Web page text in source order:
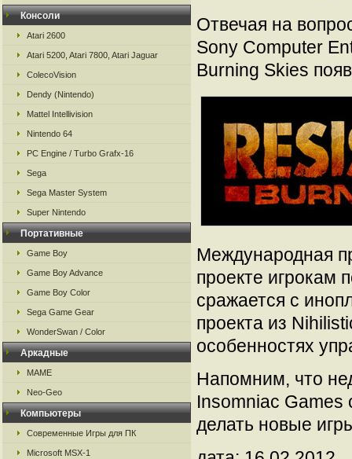
Консоли
Atari 2600
Atari 5200, Atari 7800, Atari Jaguar
ColecoVision
Dendy (Nintendo)
Mattel Intellivision
Nintendo 64
PC Engine / Turbo Grafx-16
Sega
Sega Master System
Super Nintendo
Портативные
Game Boy
Game Boy Advance
Game Boy Color
Sega Game Gear
WonderSwan / Color
Аркадные
MAME
Neo-Geo
Компьютеры
Современные Игры для ПК
Microsoft MSX-1
Отвечая на
Sony Computer
Burning Skies
Международная
проекте игрокам
сражается с
проекта из
особенностях
Напомним, что
Insomniac Games
делать новые